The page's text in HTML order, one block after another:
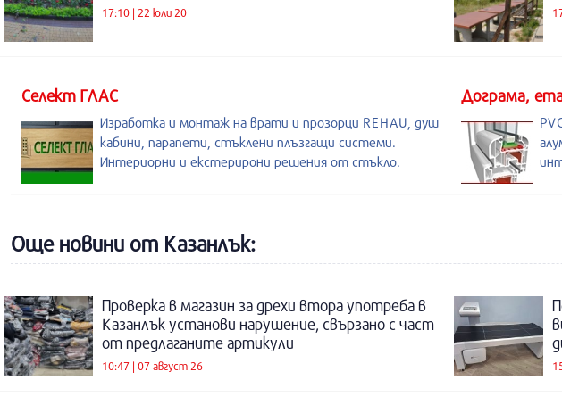
17:10 | 22 юли 20
Селект ГЛАС
Изработка и монтаж на врати и прозорци REHAU, душ
кабини, парапети, стъклени плъзгащи системи.
Интериорни и екстерирони решения от стъкло.
Дограма,
Още новини от Казанлък:
Проверка в магазин за дрехи втора употреба в
Казанлък установи нарушение, свързано с част
от предлаганите артикули
10:47 | 07 август 26